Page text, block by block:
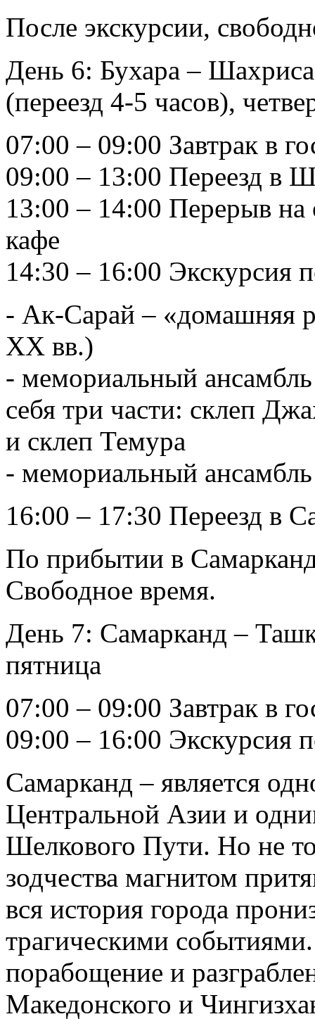
После экскурсии,
День 6: Бухара –
(переезд 4-5 часов),
07:00 – 09:00 Завтрак в
09:00 – 13:00 Переезд в
13:00 – 14:00 Перерыв на
кафе
14:30 – 16:00 Экскурсия
- Ак-Сарай – «домашняя
XX вв.)
- мемориальный
себя три части: склеп
и склеп Темура
- мемориальный
16:00 – 17:30 Переезд в
По прибытии в
Свободное время.
День 7: Самарканд –
пятница
07:00 – 09:00 Завтрак в
09:00 – 16:00 Экскурсия
Самарканд – является
Центральной Азии и
Шелкового Пути. Но не
зодчества магнитом
вся история города
трагическими
порабощение и
Македонского и